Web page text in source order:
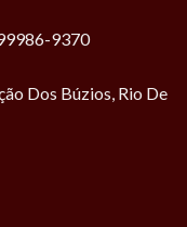
9370
Dos Búzios, Rio De